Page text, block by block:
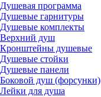
Душевая программа
Душевые гарнитуры
Душевые комплекты
Верхний душ
Кронштейны душевые
Душевые стойки
Душевые панели
Боковой душ (форсунки)
Лейки для душа